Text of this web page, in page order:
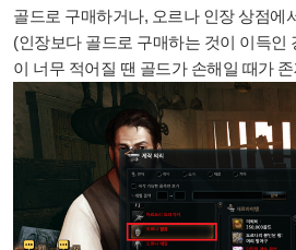
골드로 구매하거나, 오르나 인장 상점에
(인장보다 골드로 구매하는 것이 이득인
이 너무 적어질 땐 골드가 손해일 때가 존